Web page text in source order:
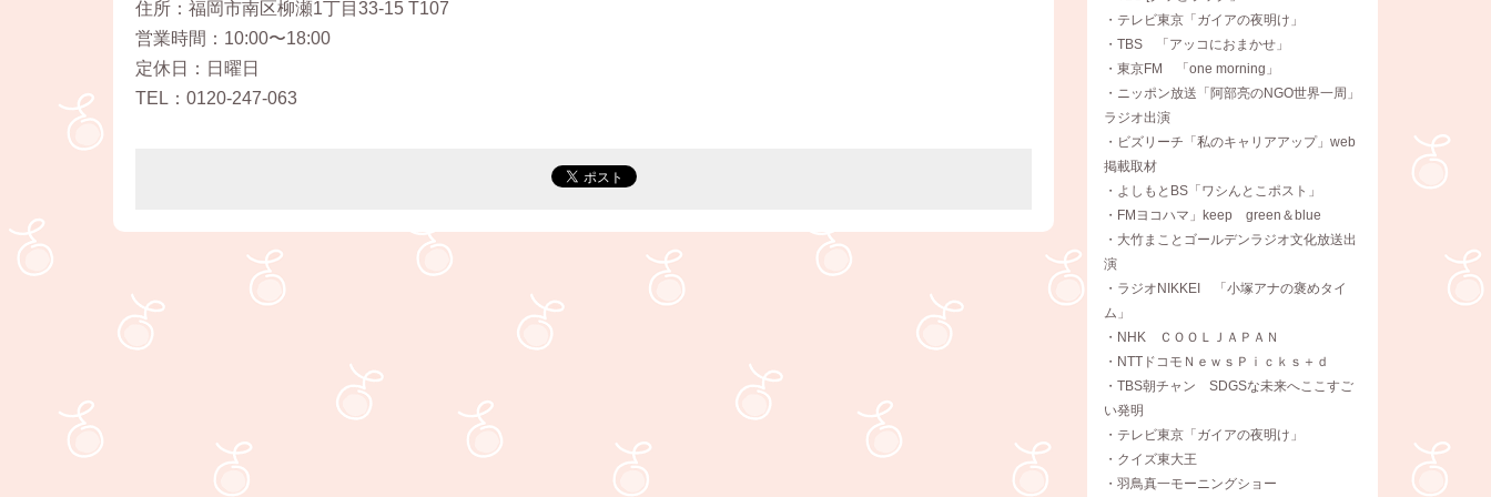
住所：福岡市南区柳瀬1丁目33-15 T107
営業時間：10:00〜18:00
定休日：日曜日
TEL：0120-247-063
・テレビ東京「ガイアの夜明け」
・TBS 「アッコにおまかせ」
・東京FM 「one morning」
・ニッポン放送「阿部亮のNGO世界一周」
ラジオ出演
・ビズリーチ「私のキャリアアップ」web
掲載取材
・よしもとBS「ワシんとこポスト」
・FMヨコハマ」keep green＆blue
・大竹まことゴールデンラジオ文化放送出
演
・ラジオNIKKEI 「小塚アナの褒めタイ
ム」
・NHK ＣＯＯＬＪＡＰＡＮ
・NTTドコモＮｅｗｓＰｉｃｋｓ＋ｄ
・TBS朝チャン SDGSな未来へここすご
い発明
・テレビ東京「ガイアの夜明け」
・クイズ東大王
・羽鳥真一モーニングショー